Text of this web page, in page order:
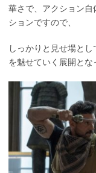
華さで、アクション自
ションですので、
しっかりと見せ場とし
を魅せていく展開とな